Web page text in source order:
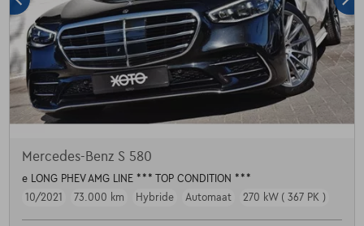
Mercedes-Benz S 580
e LONG PHEV AMG LINE *** TOP CONDITION ***
10/2021
73.000 km Hybride Automaat 270 kW ( 367 PK )